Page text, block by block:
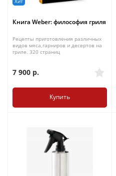
Книга Weber: философия гриля
Рецепты приготовления различных
видов мяса,гарниров и десертов на
гриле. 320 страниц
7 900 р.
Купить